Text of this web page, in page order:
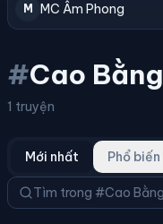
M MC Âm Phong
#Cao Bằng
1 truyện
Mới nhất Phổ biến